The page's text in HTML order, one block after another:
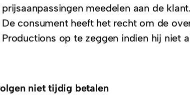
prijsaanpassingen meedelen aan de klant.
De consument heeft het recht om de
Productions op te zeggen indien hij niet
niet tijdig betalen